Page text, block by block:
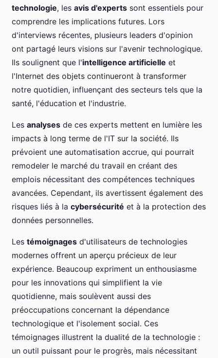
technologie, les avis d'experts sont essentiels pour
comprendre les implications futures. Lors
d'interviews récentes, plusieurs leaders d'opinion
ont partagé leurs visions sur l'avenir technologique.
Ils soulignent que l'intelligence artificielle et
l'Internet des objets continueront à transformer
notre quotidien, influençant des secteurs tels que la
santé, l'éducation et l'industrie.
Les analyses de ces experts mettent en lumière les
impacts à long terme de l'IT sur la société. Ils
prévoient une automatisation accrue, qui pourrait
remodeler le marché du travail en créant des
emplois nécessitant des compétences techniques
avancées. Cependant, ils avertissent également des
risques liés à la cybersécurité et à la protection des
données personnelles.
Les témoignages d'utilisateurs de technologies
modernes offrent un aperçu précieux de leur
expérience. Beaucoup expriment un enthousiasme
pour les innovations qui simplifient la vie
quotidienne, mais soulèvent aussi des
préoccupations concernant la dépendance
technologique et l'isolement social. Ces
témoignages illustrent la dualité de la technologie :
un outil puissant pour le progrès, mais nécessitant